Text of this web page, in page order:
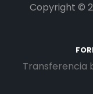
Copyright ©
Transferencia